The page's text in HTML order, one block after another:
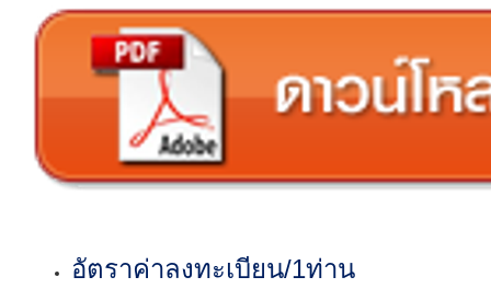
อัตราค่าลงทะเบียน/1ท่าน